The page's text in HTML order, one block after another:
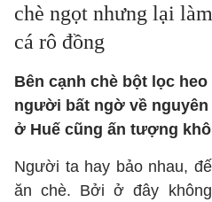
chè ngọt nhưng lại
cá rô đồng
Bên cạnh chè bột lọc
người bất ngờ về
ở Huế cũng ấn tượng
Người ta hay bảo nhau,
ăn chè. Bởi ở đây